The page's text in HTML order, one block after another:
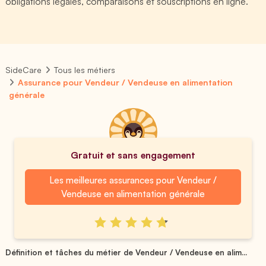
SideCare
Tous les métiers
Assurance pour Vendeur / Vendeuse en alimentation
générale
Gratuit et sans engagement
Les meilleures assurances pour Vendeur /
Vendeuse en alimentation générale
Définition et tâches du métier de Vendeur / Vendeuse en alim...